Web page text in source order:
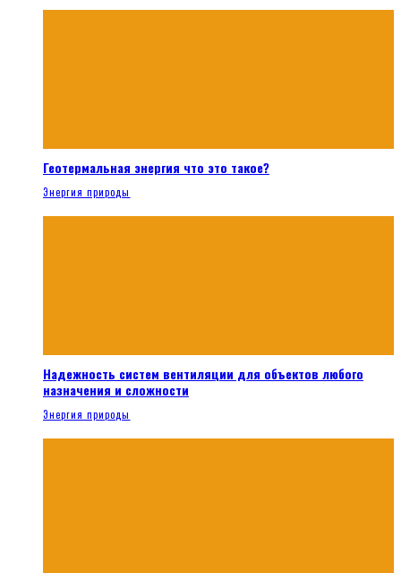
Геотермальная энергия что это такое?
Энергия природы
Надежность систем вентиляции для объектов любого
назначения и сложности
Энергия природы